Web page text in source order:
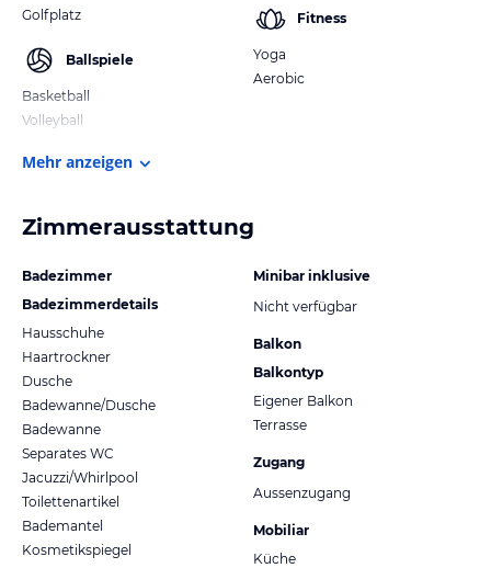
Golfplatz
Ballspiele
Basketball
Volleyball
Fitness
Yoga
Aerobic
Mehr anzeigen
Zimmerausstattung
Badezimmer
Badezimmerdetails
Hausschuhe
Haartrockner
Dusche
Badewanne/Dusche
Badewanne
Separates WC
Jacuzzi/Whirlpool
Toilettenartikel
Bademantel
Kosmetikspiegel
Minibar inklusive
Nicht verfügbar
Balkon
Balkontyp
Eigener Balkon
Terrasse
Zugang
Aussenzugang
Mobiliar
Küche